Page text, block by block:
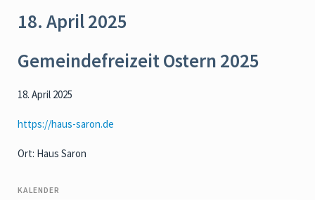
18. April 2025
Gemeindefreizeit Ostern 2025
18. April 2025
https://haus-saron.de
Ort: Haus Saron
KALENDER